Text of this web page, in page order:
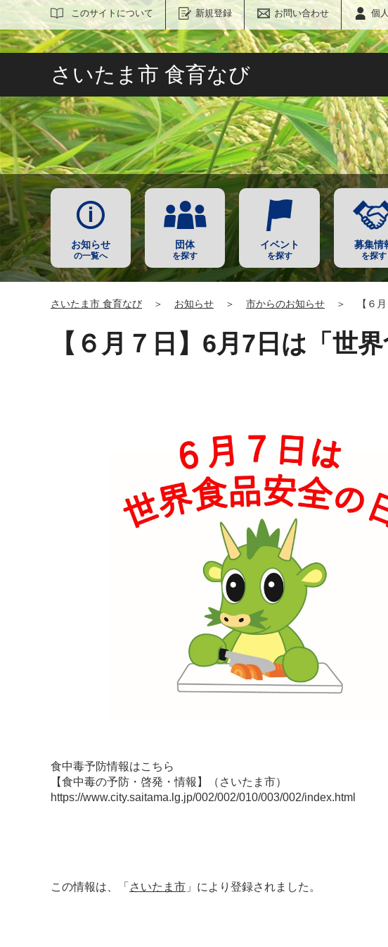
このサイトについて 新規登録 お問い合わせ 個
サイト内検索
さいたま市 食育なび
お知らせ
の一覧へ
団体
を探す
イベント
を探す
募集情
を探す
さいたま市 食育なび ＞ お知らせ ＞ 市からのお知らせ ＞ 【６
【６月７日】6月7日は「世
食中毒予防情報はこちら
【食中毒の予防・啓発・情報】（さいたま市）
https://www.city.saitama.lg.jp/002/002/010/003/002/index.html
この情報は、「 さいたま市 」により登録されました。